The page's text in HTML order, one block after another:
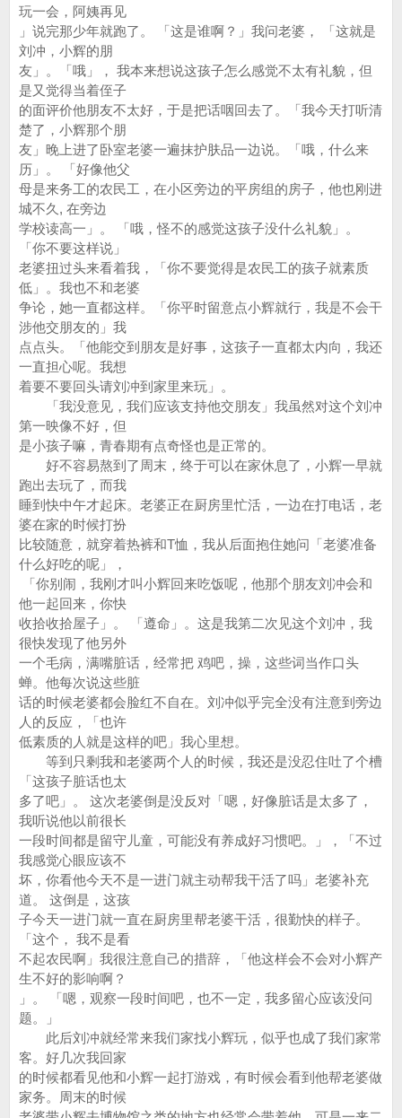
玩一会，阿姨再见
」说完那少年就跑了。 「这是谁啊？」我问老婆， 「这就是
刘冲，小辉的朋
友」。「哦」， 我本来想说这孩子怎么感觉不太有礼貌，但
是又觉得当着侄子
的面评价他朋友不太好，于是把话咽回去了。「我今天打听清
楚了，小辉那个朋
友」晚上进了卧室老婆一遍抹护肤品一边说。「哦，什么来
历」。 「好像他父
母是来务工的农民工，在小区旁边的平房组的房子，他也刚进
城不久, 在旁边
学校读高一」。 「哦，怪不的感觉这孩子没什么礼貌」。
「你不要这样说」
老婆扭过头来看着我，「你不要觉得是农民工的孩子就素质
低」。我也不和老婆
争论，她一直都这样。「你平时留意点小辉就行，我是不会干
涉他交朋友的」我
点点头。「他能交到朋友是好事，这孩子一直都太内向，我还
一直担心呢。我想
着要不要回头请刘冲到家里来玩」。
「我没意见，我们应该支持他交朋友」我虽然对这个刘冲
第一映像不好，但
是小孩子嘛，青春期有点奇怪也是正常的。
好不容易熬到了周末，终于可以在家休息了，小辉一早就
跑出去玩了，而我
睡到快中午才起床。老婆正在厨房里忙活，一边在打电话，老
婆在家的时候打扮
比较随意，就穿着热裤和T恤，我从后面抱住她问「老婆准备
什么好吃的呢」，
「你别闹，我刚才叫小辉回来吃饭呢，他那个朋友刘冲会和
他一起回来，你快
收拾收拾屋子」。 「遵命」。这是我第二次见这个刘冲，我
很快发现了他另外
一个毛病，满嘴脏话，经常把 鸡吧，操，这些词当作口头
蝉。他每次说这些脏
话的时候老婆都会脸红不自在。刘冲似乎完全没有注意到旁边
人的反应，「也许
低素质的人就是这样的吧」我心里想。
等到只剩我和老婆两个人的时候，我还是没忍住吐了个槽
「这孩子脏话也太
多了吧」。 这次老婆倒是没反对「嗯，好像脏话是太多了，
我听说他以前很长
一段时间都是留守儿童，可能没有养成好习惯吧。」，「不过
我感觉心眼应该不
坏，你看他今天不是一进门就主动帮我干活了吗」老婆补充
道。 这倒是，这孩
子今天一进门就一直在厨房里帮老婆干活，很勤快的样子。
「这个， 我不是看
不起农民啊」我很注意自己的措辞，「他这样会不会对小辉产
生不好的影响啊？
」。 「嗯，观察一段时间吧，也不一定，我多留心应该没问
题。」
此后刘冲就经常来我们家找小辉玩，似乎也成了我们家常
客。好几次我回家
的时候都看见他和小辉一起打游戏，有时候会看到他帮老婆做
家务。周末的时候